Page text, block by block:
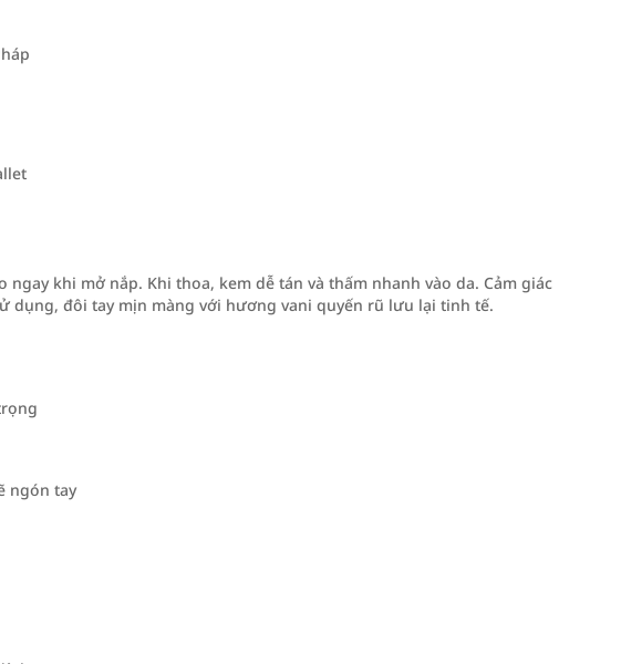
khi mở nắp. Khi thoa, kem dễ tán và thấm nhanh vào da. Cảm giác
dụng, đôi tay mịn màng với hương vani quyến rũ lưu lại tinh tế.
ngón tay